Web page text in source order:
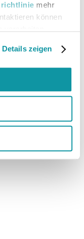
mehr
können
Details zeigen